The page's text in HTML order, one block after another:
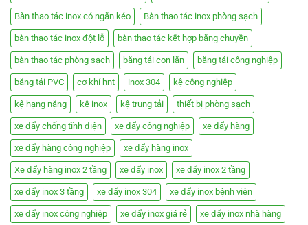
Bàn thao tác inox có ngăn kéo Bàn thao tác inox phòng sạch
bàn thao tác inox đột lỗ bàn thao tác kết hợp băng chuyền
bàn thao tác phòng sạch băng tải con lăn băng tải công nghiệp
băng tải PVC cơ khí hnt inox 304 kệ công nghiệp
kệ hạng nặng kệ inox kệ trung tải thiết bị phòng sạch
xe đẩy chống tĩnh điện xe đẩy công nghiệp xe đẩy hàng
xe đẩy hàng công nghiệp xe đẩy hàng inox
Xe đẩy hàng inox 2 tầng xe đẩy inox xe đẩy inox 2 tầng
xe đẩy inox 3 tầng xe đẩy inox 304 xe đẩy inox bệnh viện
xe đẩy inox công nghiệp xe đẩy inox giá rẻ xe đẩy inox nhà hàng